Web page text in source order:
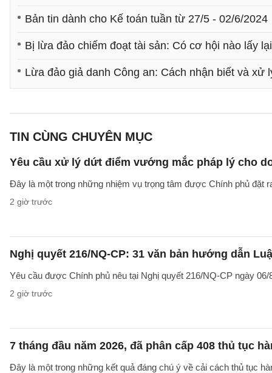
Bản tin dành cho Kế toán tuần từ 27/5 - 02/6/2024
Bị lừa đảo chiếm đoạt tài sản: Có cơ hội nào lấy
Lừa đảo giả danh Công an: Cách nhận biết và xử
TIN CÙNG CHUYÊN MỤC
Yêu cầu xử lý dứt điểm vướng mắc pháp lý cho
Đây là một trong những nhiệm vụ trọng tâm được Chính phủ đặt
2 giờ trước
Nghị quyết 216/NQ-CP: 31 văn bản hướng dẫn
Yêu cầu được Chính phủ nêu tại Nghị quyết 216/NQ-CP ngày
2 giờ trước
7 tháng đầu năm 2026, đã phân cấp 408 thủ tục
Đây là một trong những kết quả đáng chú ý về cải cách thủ tục